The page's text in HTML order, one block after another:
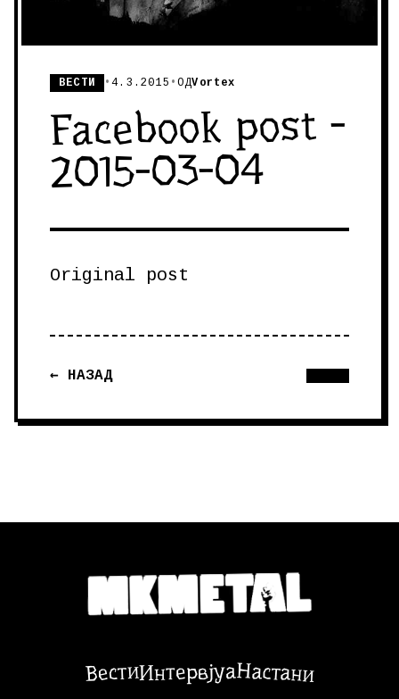
ВЕСТИ •4.3.2015 •ОДVortex
Facebook post -
2015-03-04
Original post
← НАЗАД
ВестиИнтервјуаНастани